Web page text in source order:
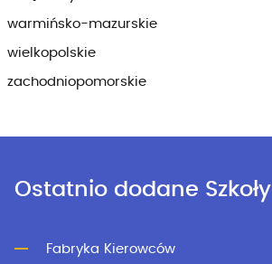
warmińsko-mazurskie
wielkopolskie
zachodniopomorskie
Ostatnio dodane Szkoły
Fabryka Kierowców